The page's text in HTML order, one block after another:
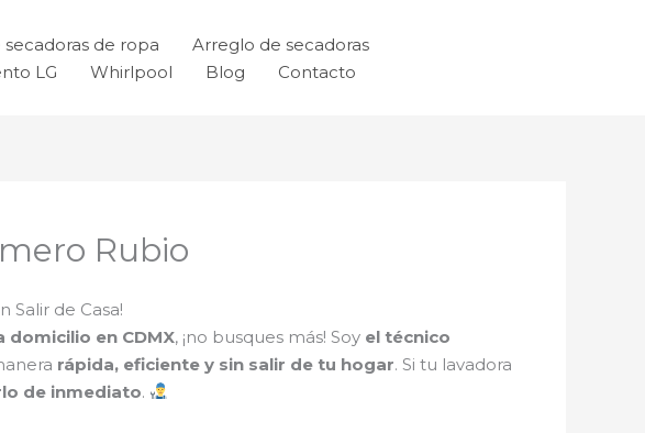
de ropa
Arreglo de secadoras
LG Whirlpool Blog Contacto
Rubio
Salir de Casa!
domicilio en CDMX, ¡no busques más! Soy el técnico
rápida, eficiente y sin salir de tu hogar. Si tu lavadora
de inmediato.